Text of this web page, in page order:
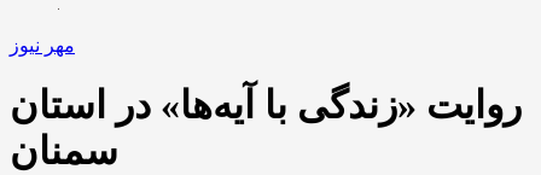
مهر نیوز
روایت «زندگی با آیه‌ها» در استان
سمنان